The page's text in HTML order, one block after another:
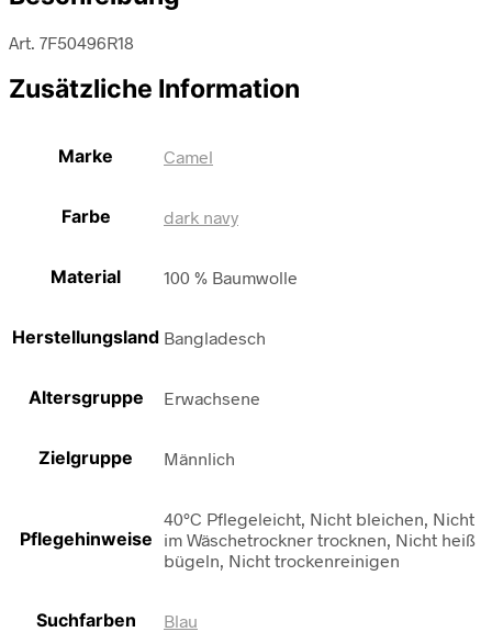
Art. 7F50496R18
Zusätzliche Information
Marke Camel
Farbe dark navy
Material 100 % Baumwolle
Herstellungsland Bangladesch
Altersgruppe Erwachsene
Zielgruppe Männlich
Pflegehinweise
40°C Pflegeleicht, Nicht bleichen, Nicht
im Wäschetrockner trocknen, Nicht heiß
bügeln, Nicht trockenreinigen
Suchfarben Blau